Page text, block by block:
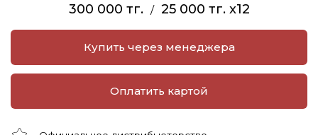
300 000 тг. / 25 000 тг. x12
Купить через менеджера
Оплатить картой